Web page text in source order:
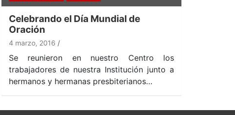
Celebrando el Día Mundial de
Oración
4 marzo, 2016
Se reunieron en nuestro Centro los
trabajadores de nuestra Institución junto a
hermanos y hermanas presbiterianos…